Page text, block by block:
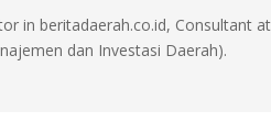
in beritadaerah.co.id, Consultant
dan Investasi Daerah).